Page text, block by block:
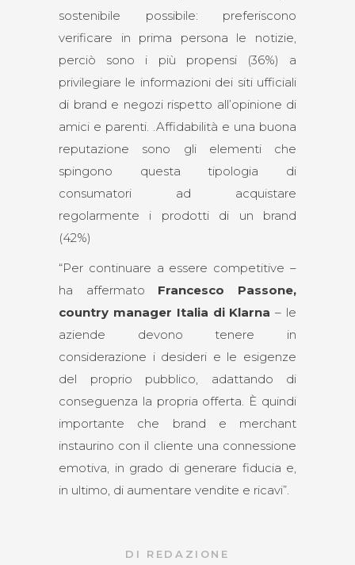
sostenibile possibile: preferiscono
verificare in prima persona le notizie,
perciò sono i più propensi (36%) a
privilegiare le informazioni dei siti ufficiali
di brand e negozi rispetto all’opinione di
amici e parenti. .Affidabilità e una buona
reputazione sono gli elementi che
spingono questa tipologia di
consumatori ad acquistare
regolarmente i prodotti di un brand
(42%)
“Per continuare a essere competitive –
ha affermato Francesco Passone,
country manager Italia di Klarna – le
aziende devono tenere in
considerazione i desideri e le esigenze
del proprio pubblico, adattando di
conseguenza la propria offerta. È quindi
importante che brand e merchant
instaurino con il cliente una connessione
emotiva, in grado di generare fiducia e,
in ultimo, di aumentare vendite e ricavi”.
DI REDAZIONE